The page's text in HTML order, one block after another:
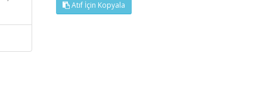
Atıf İçin Kopyala